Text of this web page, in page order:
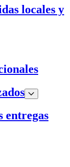
locales y
entregas